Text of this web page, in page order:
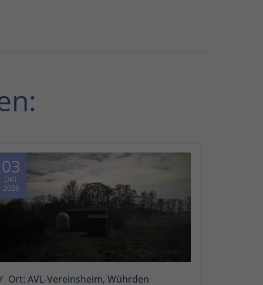
03
OKT
2026
Ort: AVL-Vereinsheim, Wührden